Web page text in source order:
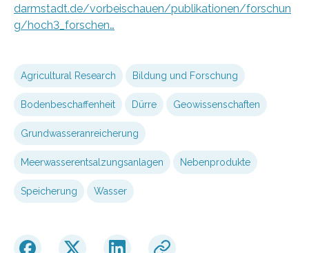
darmstadt.de/vorbeischauen/publikationen/forschun
g/hoch3_forschen…
Agricultural Research Bildung und Forschung
Bodenbeschaffenheit Dürre Geowissenschaften
Grundwasseranreicherung
Meerwasserentsalzungsanlagen Nebenprodukte
Speicherung Wasser